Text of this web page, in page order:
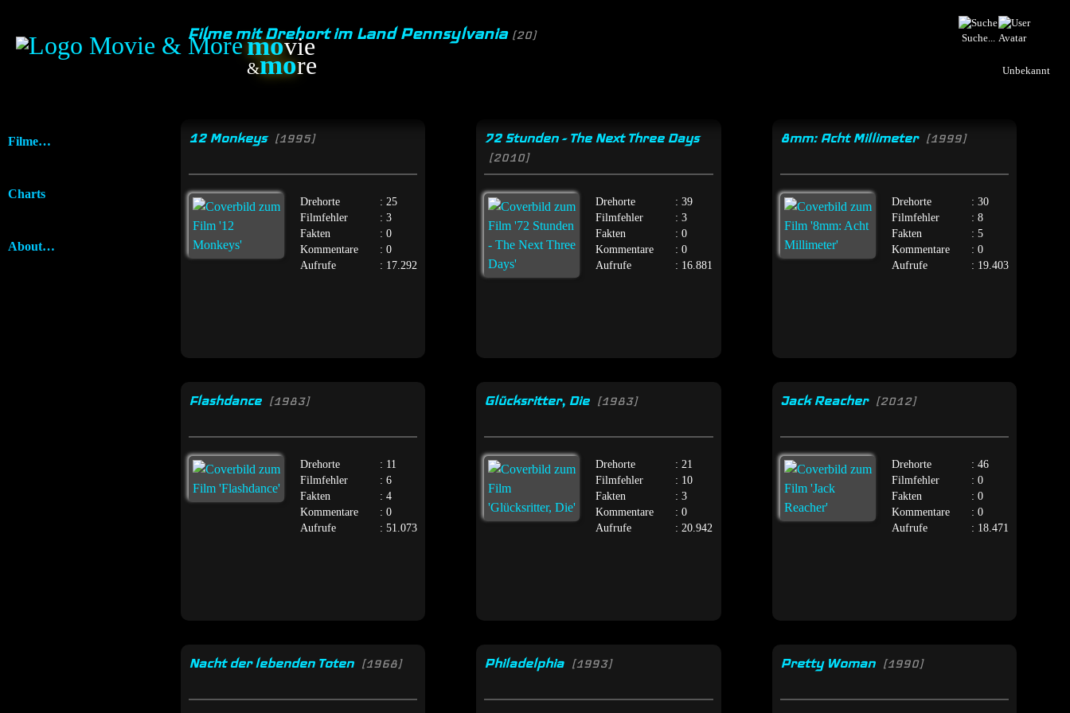
movie
&more
Suche...
Unbekannt
Filme mit Drehort im Land Pennsylvania (20)
Filme…
Charts
About…
12 Monkeys [1995]
Drehorte
: 25
Filmfehler
: 3
Fakten
: 0
Kommentare
: 0
Aufrufe
: 17.292
72 Stunden - The Next Three Days
[2010]
Drehorte
: 39
Filmfehler
: 3
Fakten
: 0
Kommentare
: 0
Aufrufe
: 16.881
8mm: Acht Millimeter [1999]
Drehorte
: 30
Filmfehler
: 8
Fakten
: 5
Kommentare
: 0
Aufrufe
: 19.403
Flashdance [1983]
Drehorte
: 11
Filmfehler
: 6
Fakten
: 4
Kommentare
: 0
Aufrufe
: 51.073
Glücksritter, Die [1983]
Drehorte
: 21
Filmfehler
: 10
Fakten
: 3
Kommentare
: 0
Aufrufe
: 20.942
Jack Reacher [2012]
Drehorte
: 46
Filmfehler
: 0
Fakten
: 0
Kommentare
: 0
Aufrufe
: 18.471
Nacht der lebenden Toten [1968] Philadelphia [1993] Pretty Woman [1990]